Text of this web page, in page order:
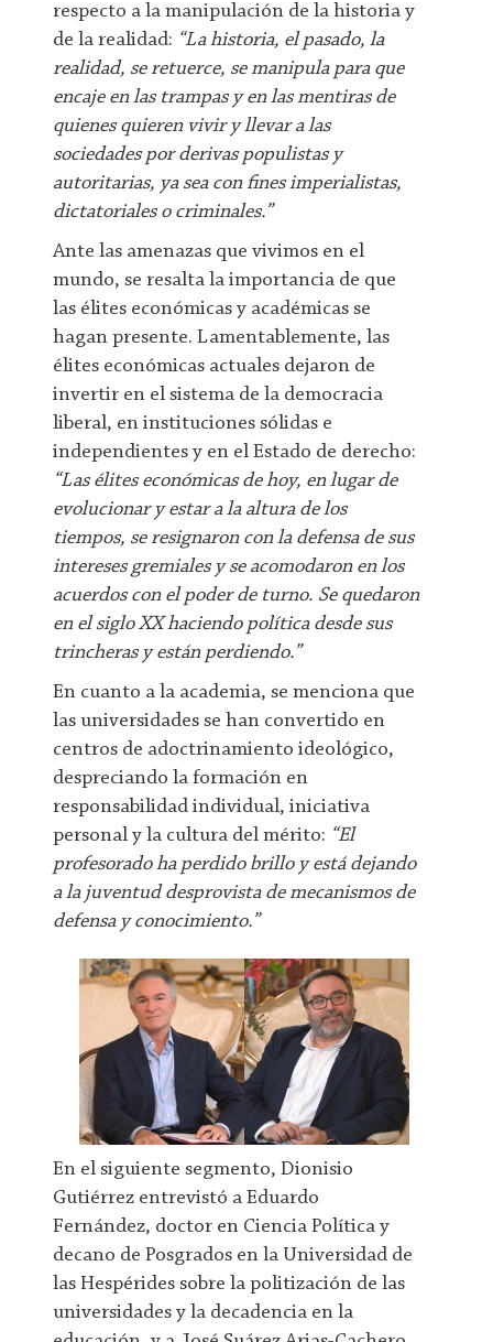
respecto a la manipulación de la historia y
de la realidad: “La historia, el pasado, la
realidad, se retuerce, se manipula para que
encaje en las trampas y en las mentiras de
quienes quieren vivir y llevar a las
sociedades por derivas populistas y
autoritarias, ya sea con fines imperialistas,
dictatoriales o criminales.”
Ante las amenazas que vivimos en el
mundo, se resalta la importancia de que
las élites económicas y académicas se
hagan presente. Lamentablemente, las
élites económicas actuales dejaron de
invertir en el sistema de la democracia
liberal, en instituciones sólidas e
independientes y en el Estado de derecho:
“Las élites económicas de hoy, en lugar de
evolucionar y estar a la altura de los
tiempos, se resignaron con la defensa de sus
intereses gremiales y se acomodaron en los
acuerdos con el poder de turno. Se quedaron
en el siglo XX haciendo política desde sus
trincheras y están perdiendo.”
En cuanto a la academia, se menciona que
las universidades se han convertido en
centros de adoctrinamiento ideológico,
despreciando la formación en
responsabilidad individual, iniciativa
personal y la cultura del mérito: “El
profesorado ha perdido brillo y está dejando
a la juventud desprovista de mecanismos de
defensa y conocimiento.”
En el siguiente segmento, Dionisio
Gutiérrez entrevistó a Eduardo
Fernández, doctor en Ciencia Política y
decano de Posgrados en la Universidad de
las Hespérides sobre la politización de las
universidades y la decadencia en la